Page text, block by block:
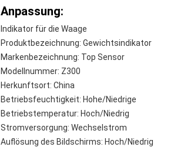
Anpassung:
Indikator für die Waage
Produktbezeichnung: Gewichtsindikator
Markenbezeichnung: Top Sensor
Modellnummer: Z300
Herkunftsort: China
Betriebsfeuchtigkeit: Hohe/Niedrige
Betriebstemperatur: Hoch/Niedrig
Stromversorgung: Wechselstrom
Auflösung des Bildschirms: Hoch/Niedrig